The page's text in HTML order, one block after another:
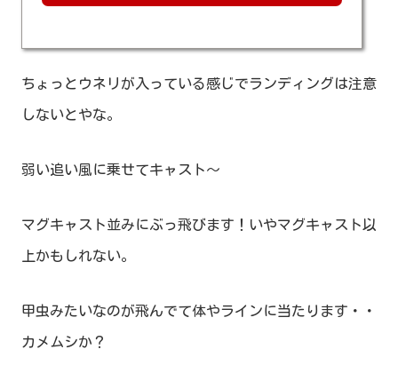
ちょっとウネリが入っている感じでランディングは注意
しないとやな。
弱い追い風に乗せてキャスト～
マグキャスト並みにぶっ飛びます！いやマグキャスト以
上かもしれない。
甲虫みたいなのが飛んでて体やラインに当たります・・
カメムシか？